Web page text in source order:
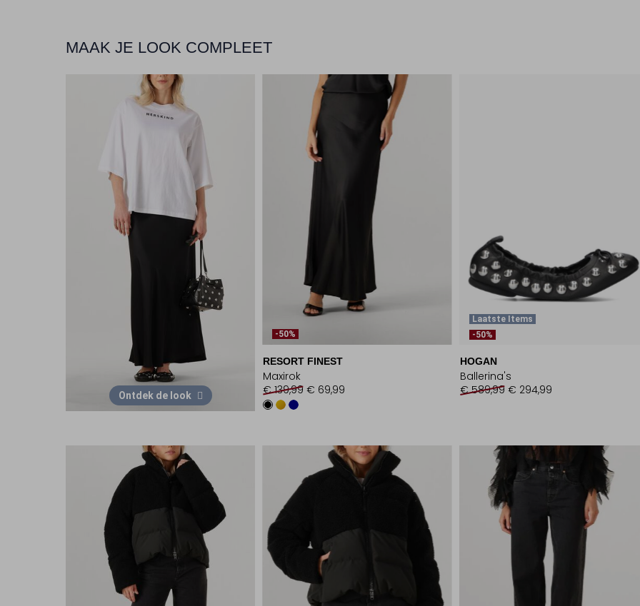
MAAK JE LOOK COMPLEET
Ontdek de look
-50%
RESORT FINEST
Maxirok
€ 139,99 € 69,99
Laatste Items
-50%
HOGAN
Ballerina's
€ 589,99 € 294,99